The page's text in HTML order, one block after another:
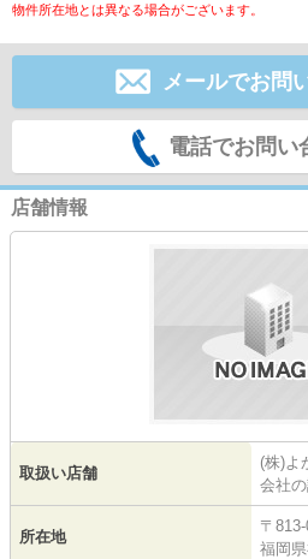
物件所在地とは異なる場合がございます。
メールでお問
電話でお問い
店舗情報
取扱い店舗
(株)
会社
所在地
〒
福岡